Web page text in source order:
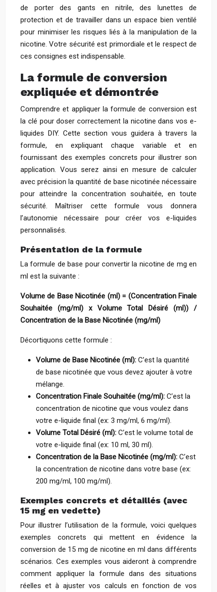
de porter des gants en nitrile, des lunettes de
protection et de travailler dans un espace bien ventilé
pour minimiser les risques liés à la manipulation de la
nicotine. Votre sécurité est primordiale et le respect de
ces consignes est indispensable.
La formule de conversion
expliquée et démontrée
Comprendre et appliquer la formule de conversion est
la clé pour doser correctement la nicotine dans vos e-
liquides DIY. Cette section vous guidera à travers la
formule, en expliquant chaque variable et en
fournissant des exemples concrets pour illustrer son
application. Vous serez ainsi en mesure de calculer
avec précision la quantité de base nicotinée nécessaire
pour atteindre la concentration souhaitée, en toute
sécurité. Maîtriser cette formule vous donnera
l’autonomie nécessaire pour créer vos e-liquides
personnalisés.
Présentation de la formule
La formule de base pour convertir la nicotine de mg en
ml est la suivante :
Volume de Base Nicotinée (ml) = (Concentration Finale
Souhaitée (mg/ml) x Volume Total Désiré (ml)) /
Concentration de la Base Nicotinée (mg/ml)
Décortiquons cette formule :
Volume de Base Nicotinée (ml): C’est la quantité
de base nicotinée que vous devez ajouter à votre
mélange.
Concentration Finale Souhaitée (mg/ml): C’est la
concentration de nicotine que vous voulez dans
votre e-liquide final (ex: 3 mg/ml, 6 mg/ml).
Volume Total Désiré (ml): C’est le volume total de
votre e-liquide final (ex: 10 ml, 30 ml).
Concentration de la Base Nicotinée (mg/ml): C’est
la concentration de nicotine dans votre base (ex:
200 mg/ml, 100 mg/ml).
Exemples concrets et détaillés (avec
15 mg en vedette)
Pour illustrer l’utilisation de la formule, voici quelques
exemples concrets qui mettent en évidence la
conversion de 15 mg de nicotine en ml dans différents
scénarios. Ces exemples vous aideront à comprendre
comment appliquer la formule dans des situations
réelles et à ajuster vos calculs en fonction de vos